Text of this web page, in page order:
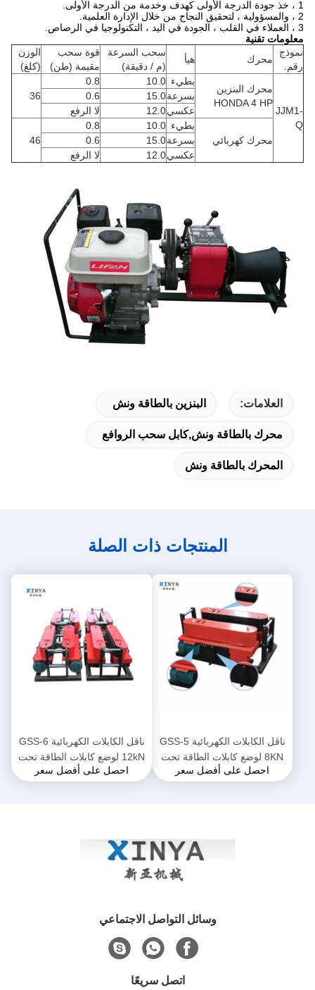
معلومات تقنية
نموذج
رقم.
محرك هيأ
سحب السرعة
(م / دقيقة)
قوة سحب
مقيمة (طن)
الوزن
(كلغ)
JJM1-
Q
محرك البنزين
HONDA 4 HP
بطيء 10.0
0.8
36
بسرعة15.0
0.6
عكسي 12.0 لا الرفع
محرك كهربائي
بطيء 10.0
0.8
46
بسرعة15.0
0.6
عكسي 12.0 لا الرفع
العلامات: البنزين بالطاقة ونش
محرك بالطاقة ونش,كابل سحب الروافع
المحرك بالطاقة ونش
المنتجات ذات الصلة
ناقل الكابلات الكهربائية GSS-5
8KN لوضع كابلات الطاقة تحت
الأرض
احصل على أفضل سعر
ناقل الكابلات الكهربائية GSS-6
12kN لوضع كابلات الطاقة تحت
الأرض
احصل على أفضل سعر
وسائل التواصل الاجتماعي
اتصل سريعًا